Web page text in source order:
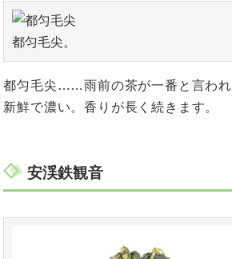
都匀毛尖。
都匀毛尖……雨前の茶が一番と言われ
新鮮で濃い。香りが長く続きます。
安渓鉄観音